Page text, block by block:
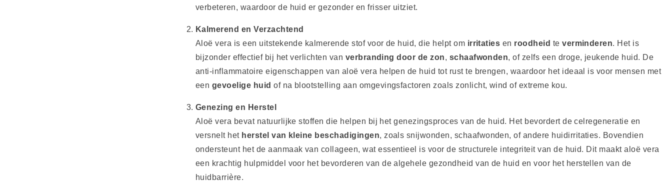
verbeteren, waardoor de huid er gezonder en frisser uitziet.
Kalmerend en Verzachtend
Aloë vera is een uitstekende kalmerende stof voor de huid, die helpt om irritaties en roodheid teverminderen. Het is
bijzonder effectief bij het verlichten van verbranding door de zon, schaafwonden, of zelfs een droge, jeukende huid. De
anti-inflammatoire eigenschappen van aloë vera helpen de huid tot rust te brengen, waardoor het ideaal is voor mensen met
een gevoelige huid of na blootstelling aan omgevingsfactoren zoals zonlicht, wind of extreme kou.
Genezing en Herstel
Aloë vera bevat natuurlijke stoffen die helpen bij het genezingsproces van de huid. Het bevordert de celregeneratie en
versnelt het herstel van kleine beschadigingen, zoals snijwonden, schaafwonden, of andere huidirritaties. Bovendien
ondersteunt het de aanmaak van collageen, wat essentieel is voor de structurele integriteit van de huid. Dit maakt aloë vera
een krachtig hulpmiddel voor het bevorderen van de algehele gezondheid van de huid en voor het herstellen van de
huidbarrière.